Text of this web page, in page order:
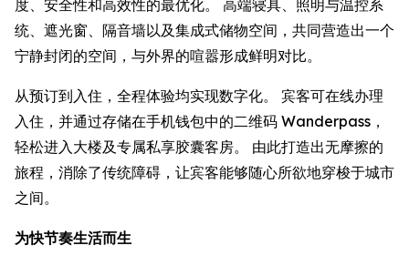
度、安全性和高效性的最优化。 高端寝具、照明与温控系
统、遮光窗、隔音墙以及集成式储物空间，共同营造出一个
宁静封闭的空间，与外界的喧嚣形成鲜明对比。
从预订到入住，全程体验均实现数字化。 宾客可在线办理
入住，并通过存储在手机钱包中的二维码 Wanderpass，
轻松进入大楼及专属私享胶囊客房。 由此打造出无摩擦的
旅程，消除了传统障碍，让宾客能够随心所欲地穿梭于城市
之间。
为快节奏生活而生